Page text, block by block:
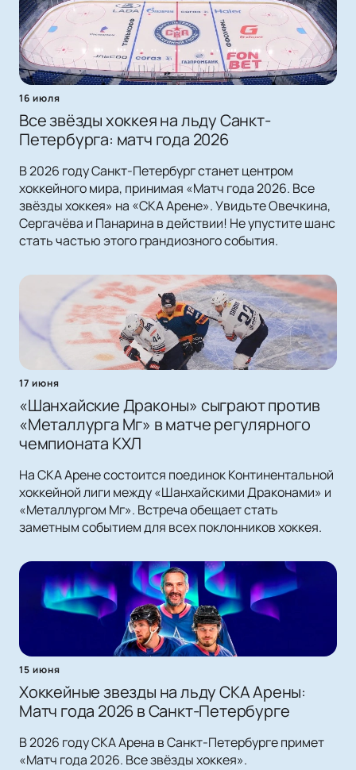
16 июля
Все звёзды хоккея на льду Санкт-
Петербурга: матч года 2026
В 2026 году Санкт-Петербург станет центром
хоккейного мира, принимая «Матч года 2026. Все
звёзды хоккея» на «СКА Арене». Увидьте Овечкина,
Сергачёва и Панарина в действии! Не упустите шанс
стать частью этого грандиозного события.
17 июня
«Шанхайские Драконы» сыграют против
«Металлурга Мг» в матче регулярного
чемпионата КХЛ
На СКА Арене состоится поединок Континентальной
хоккейной лиги между «Шанхайскими Драконами» и
«Металлургом Мг». Встреча обещает стать
заметным событием для всех поклонников хоккея.
15 июня
Хоккейные звезды на льду СКА Арены:
Матч года 2026 в Санкт-Петербурге
В 2026 году СКА Арена в Санкт-Петербурге примет
«Матч года 2026. Все звёзды хоккея».